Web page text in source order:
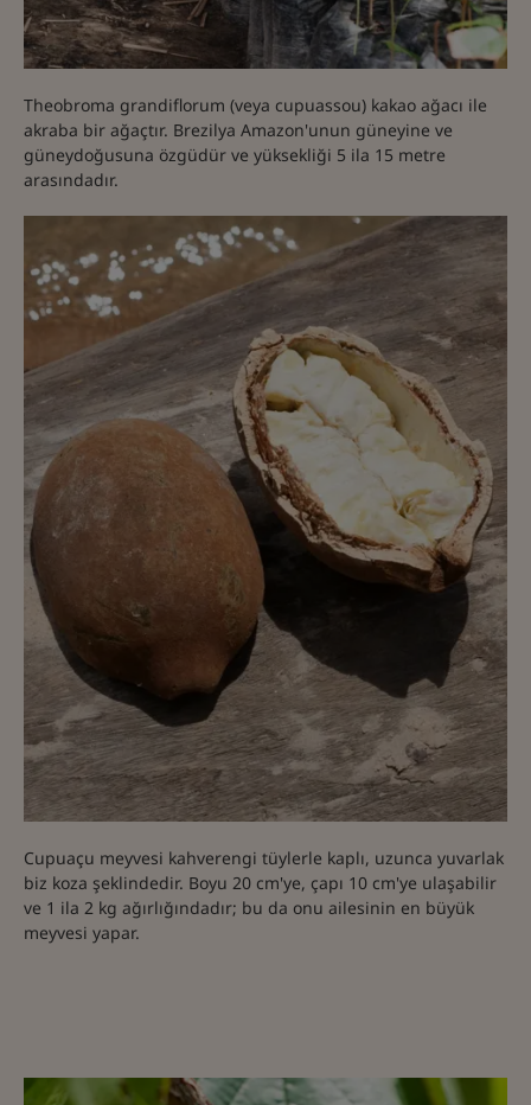
Theobroma grandiflorum (veya cupuassou) kakao ağacı ile
akraba bir ağaçtır. Brezilya Amazon'unun güneyine ve
güneydoğusuna özgüdür ve yüksekliği 5 ila 15 metre
arasındadır.
Cupuaçu meyvesi kahverengi tüylerle kaplı, uzunca yuvarlak
biz koza şeklindedir. Boyu 20 cm'ye, çapı 10 cm'ye ulaşabilir
ve 1 ila 2 kg ağırlığındadır; bu da onu ailesinin en büyük
meyvesi yapar.